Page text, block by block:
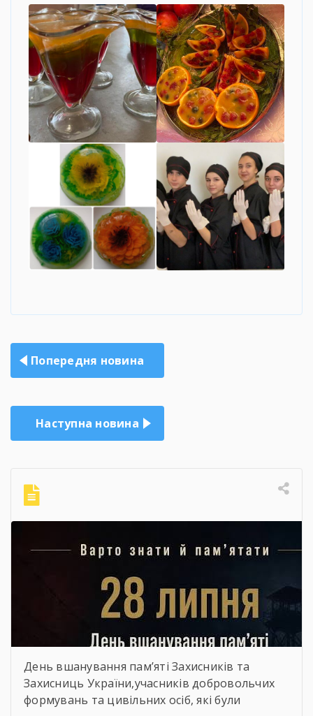
Навігація
записів
Попередня новина
Наступна новина
День вшанування пам’яті Захисників та
Захисниць України,учасників добровольчих
формувань та цивільних осіб, які були